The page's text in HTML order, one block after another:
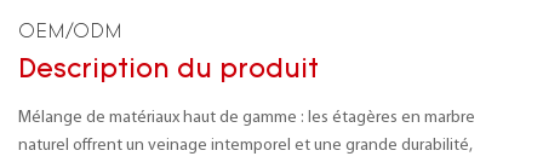
OEM/ODM
Description du produit
Mélange de matériaux haut de gamme : les étagères en marbre
naturel offrent un veinage intemporel et une grande durabilité,